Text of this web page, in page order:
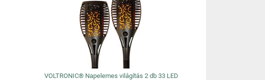
VOLTRONIC® Napelemes világítás 2 db 33 LED